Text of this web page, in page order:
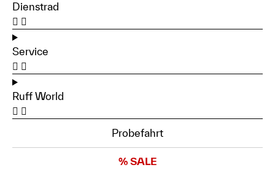
Dienstrad
Service
Ruff World
Probefahrt
% SALE